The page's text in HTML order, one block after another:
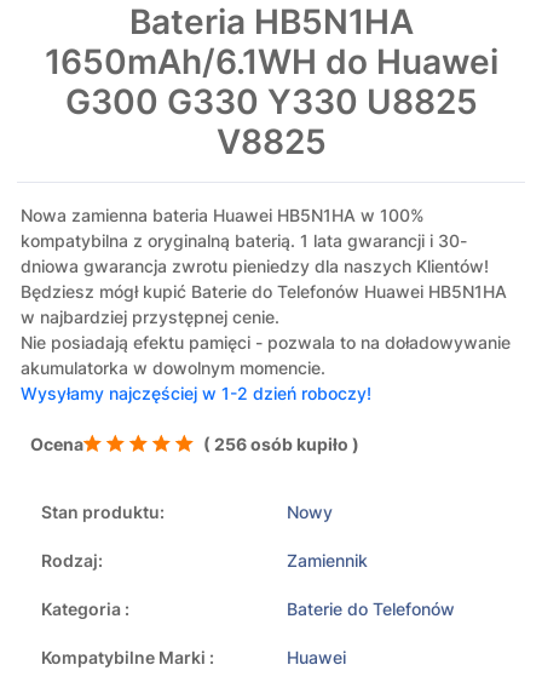
Bateria HB5N1HA
1650mAh/6.1WH do Huawei
G300 G330 Y330 U8825
V8825
Nowa zamienna bateria Huawei HB5N1HA w 100%
kompatybilna z oryginalną baterią. 1 lata gwarancji i 30-
dniowa gwarancja zwrotu pieniedzy dla naszych Klientów!
Będziesz mógł kupić Baterie do Telefonów Huawei HB5N1HA
w najbardziej przystępnej cenie.
Nie posiadają efektu pamięci - pozwala to na doładowywanie
akumulatorka w dowolnym momencie.
Wysyłamy najczęściej w 1-2 dzień roboczy!
Ocena ( 256 osób kupiło )
Stan produktu: Nowy
Rodzaj: Zamiennik
Kategoria : Baterie do Telefonów
Kompatybilne Marki : Huawei